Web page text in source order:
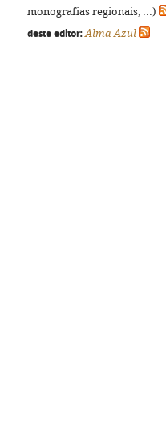
monografias regionais, ...)
deste editor: Alma Azul